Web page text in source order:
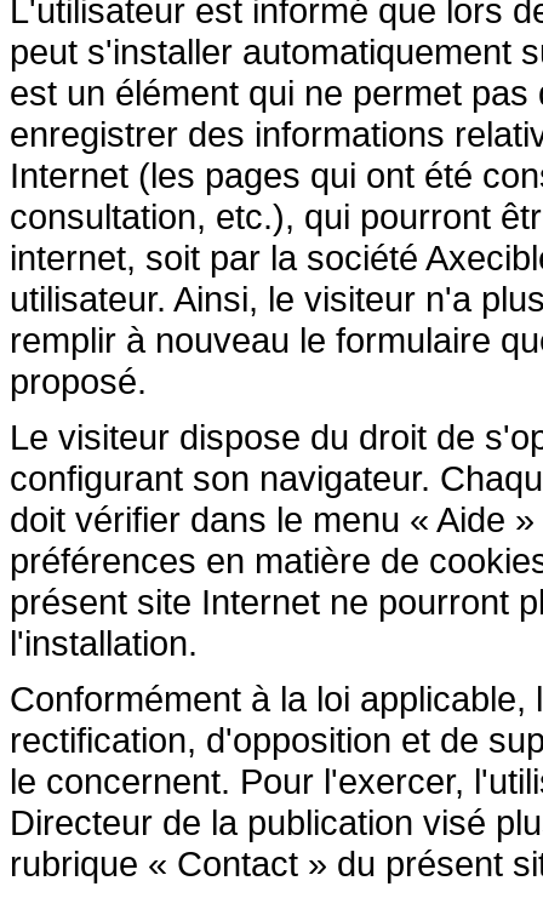
L'utilisateur est informé que lors
peut s'installer automatiquement
est un élément qui ne permet
enregistrer des informations
Internet (les pages qui ont été
consultation, etc.), qui pourront
internet, soit par la société
utilisateur. Ainsi, le visiteur n'a
remplir à nouveau le formulaire
proposé.
Le visiteur dispose du droit de
configurant son navigateur.
doit vérifier dans le menu « Aide
préférences en matière de
présent site Internet ne pourront
l'installation.
Conformément à la loi
rectification, d'opposition et de
le concernent. Pour l'exercer,
Directeur de la publication visé
rubrique « Contact » du présent